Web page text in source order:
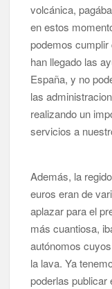
volcánica,
en estos
podemos
han llegado las
España, y no
las
realizando un
servicios a
Además, la
euros eran de
aplazar para el
más cuantiosa,
autónomos
la lava. Ya
poderlas publicar